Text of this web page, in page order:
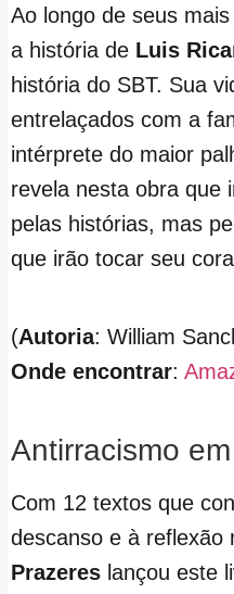
Ao longo de seus
a história de Luis
história do SBT. Sua
entrelaçados com a
intérprete do maior
revela nesta obra que
pelas histórias, mas
que irão tocar seu
(Autoria: William
Onde encontrar:
Antirracismo
Com 12 textos que
descanso e à reflexão
Prazeres lançou este